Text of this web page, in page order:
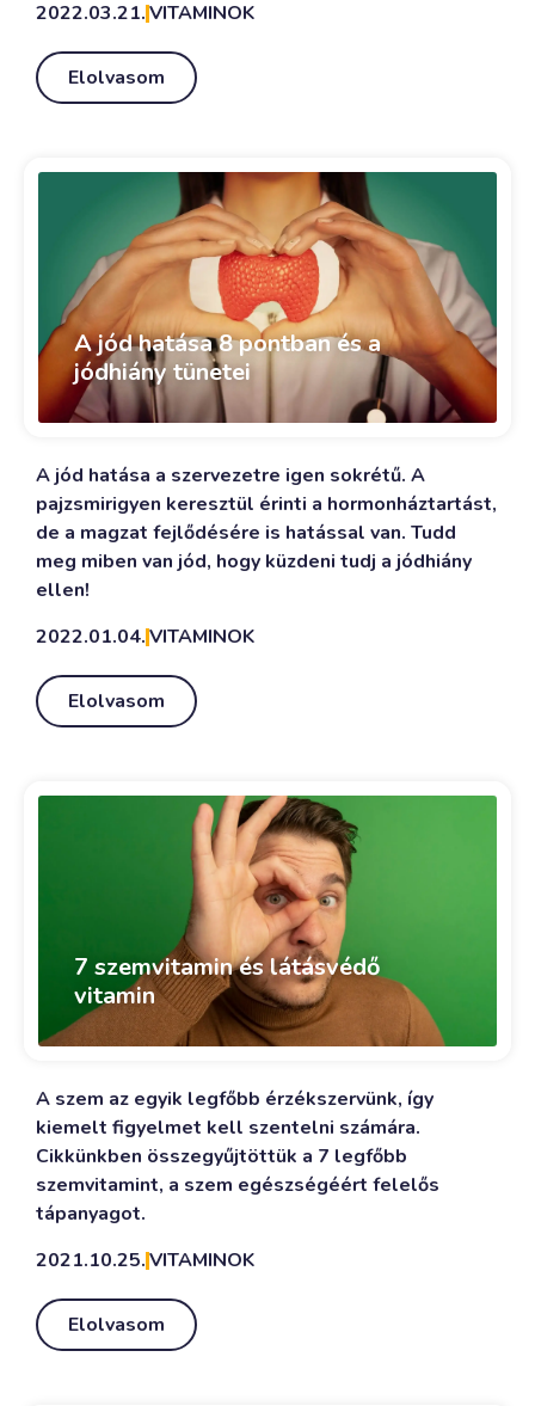
2022.03.21.VITAMINOK
Elolvasom
A jód hatása 8 pontban és a
jódhiány tünetei
A jód hatása a szervezetre igen sokrétű. A
pajzsmirigyen keresztül érinti a hormonháztartást,
de a magzat fejlődésére is hatással van. Tudd
meg miben van jód, hogy küzdeni tudj a jódhiány
ellen!
2022.01.04.VITAMINOK
Elolvasom
7 szemvitamin és látásvédő
vitamin
A szem az egyik legfőbb érzékszervünk, így
kiemelt figyelmet kell szentelni számára.
Cikkünkben összegyűjtöttük a 7 legfőbb
szemvitamint, a szem egészségéért felelős
tápanyagot.
2021.10.25.VITAMINOK
Elolvasom